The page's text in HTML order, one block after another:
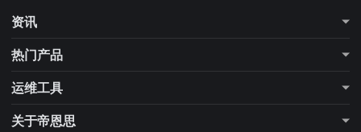
资讯
最新资讯
更多专题
热门产品
DNS解析
SSL证书
运维工具
域名信息查询（Whois）
关于帝恩思